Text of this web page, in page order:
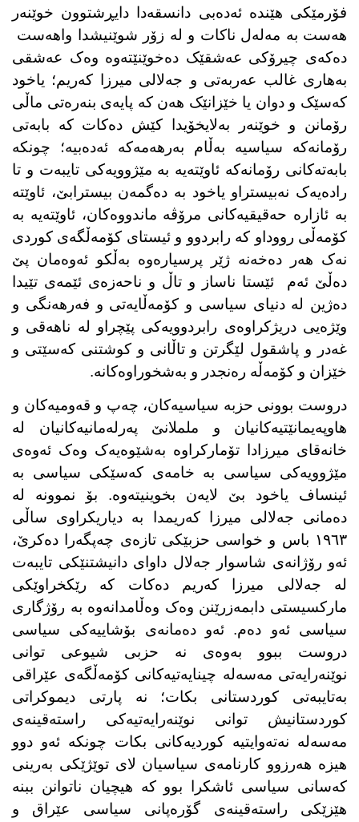
فۆرمێکی هێندە ئەدەبی دانسقەدا دایڕشتوون خوێنەر
هەست بە مەلەل ناکات و لە زۆر شوێنیشدا واهەست
دەکەی چیرۆکی عەشقێک دەخوێنێتەوە وەک عەشقی
بەهاری غالب عەربەتی و جەلالی میرزا کەریم؛ یاخود
کەسێک و دوان یا خێزانێک هەن کە پایەی بنەرەتی ماڵی
رۆمانن و خوێنەر بەلایخۆیدا کێش دەکات کە بابەتی
رۆمانەکە سیاسیە بەڵام بەرهەمەکە ئەدەبیە؛ چونکە
بابەتەکانی رۆمانەکە ئاوێتەیە بە مێژوویەکی تایبەت و تا
رادەیەک نەبیستراو یاخود بە دەگمەن بیسترابێ، ئاوێتە
بە ئازارە حەقیقیەکانی مرۆڤە ماندووەکان، ئاوێتەیە بە
کۆمەڵی رووداو کە رابردوو و ئیستای کۆمەڵگەی کوردی
نەک هەر دەخەنە ژێر پرسیارەوە بەڵکو ئەوەمان پێ
دەڵێ ئەم ئێستا ناساز و تاڵ و ناحەزەی ئێمەی تێیدا
دەژین لە دنیای سیاسی و کۆمەڵایەتی و فەرهەنگی و
وێژەیی دریژکراوەی رابردوویەکی پێچراو لە ناهەقی و
غەدر و پاشقول لێگرتن و تاڵانی و کوشتنی کەسێتی و
خێزان و کۆمەڵە رەنجدر و بەشخوراوەکانە.
دروست بوونی حزبە سیاسیەکان، چەپ و قەومیەکان و
هاوپەیمانێتیەکانیان و ململانێ پەرلەمانیەکانیان لە
خانەقای میرزادا تۆمارکراوە بەشێوەیەک وەک ئەوەی
مێژوویەکی سیاسی بە خامەی کەسێکی سیاسی بە
ئینساف یاخود بێ لایەن بخوینیتەوە. بۆ نموونە لە
دەمانی جەلالی میرزا کەریمدا بە دیاریکراوی ساڵی
١٩٦٣ باس و خواسی حزبێکی تازەی چەپگەرا دەکرێ،
ئەو رۆژانەی شاسوار جەلال داوای دانیشتنێکی تایبەت
لە جەلالی میرزا کەریم دەکات کە رێکخراوێکی
مارکسیستی دابمەزرێنن وەک وەڵامدانەوە بە رۆژگاری
سیاسی ئەو دەم. ئەو دەمانەی بۆشاییەکی سیاسی
دروست ببوو بەوەی نە حزبی شیوعی توانی
نوێنەرایەتی مەسەلە چینایەتیەکانی کۆمەڵگەی عێراقی
بەتایبەتی کوردستانی بکات؛ نە پارتی دیموکراتی
کوردستانیش توانی نوێنەرایەتیەکی راستەقینەی
مەسەلە نەتەوایتیە کوردیەکانی بکات چونکە ئەو دوو
هیزە هەرزوو کارنامەی سیاسیان لای توێژێکی بەرینی
کەسانی سیاسی ئاشکرا بوو کە هیچیان ناتوانن ببنە
هێزێکی راستەقینەی گۆرەپانی سیاسی عێراق و